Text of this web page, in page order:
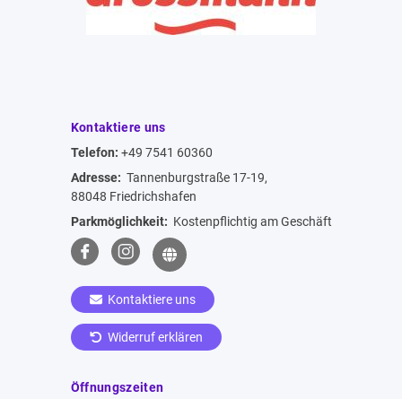
Kontaktiere uns
Telefon: +49 7541 60360
Adresse: Tannenburgstraße 17-19,
88048 Friedrichshafen
Parkmöglichkeit: Kostenpflichtig am Geschäft
Kontaktiere uns
Widerruf erklären
Öffnungszeiten